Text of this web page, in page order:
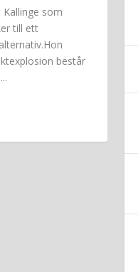
som
till ett
består